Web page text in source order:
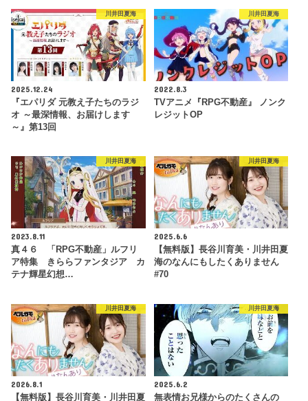
川井田夏海
2025.12.24
『エパリダ 元教え子たちのラジ
オ ～最深情報、お届けします
～』第13回
川井田夏海
2022.8.3
TVアニメ『RPG不動産』 ノンク
レジットOP
川井田夏海
2023.8.11
真４６ 「RPG不動産」ルフリ
ア特集 きららファンタジア カ
テナ輝星幻想…
川井田夏海
2025.6.6
【無料版】長谷川育美・川井田夏
海のなんにもしたくありません
#70
川井田夏海
2026.8.1
【無料版】長谷川育美・川井田夏
川井田夏海
2025.6.2
無表情お兄様からのたくさんの